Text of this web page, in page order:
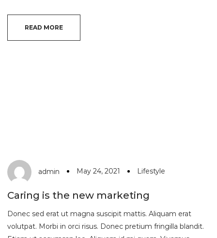
READ MORE
admin May 24, 2021 Lifestyle
Caring is the new marketing
Donec sed erat ut magna suscipit mattis. Aliquam erat
volutpat. Morbi in orci risus. Donec pretium fringilla blandit.